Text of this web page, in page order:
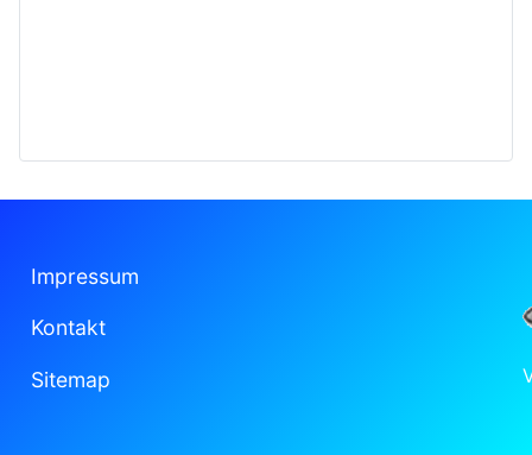
Impressum
Kontakt
Sitemap